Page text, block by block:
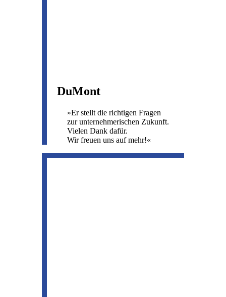
DuMont
»Er stellt die richtigen Fragen
zur unternehmerischen Zukunft.
Vielen Dank dafür.
Wir freuen uns auf mehr!«